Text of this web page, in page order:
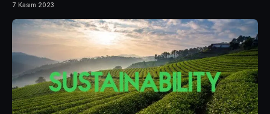
7 Kasım 2023